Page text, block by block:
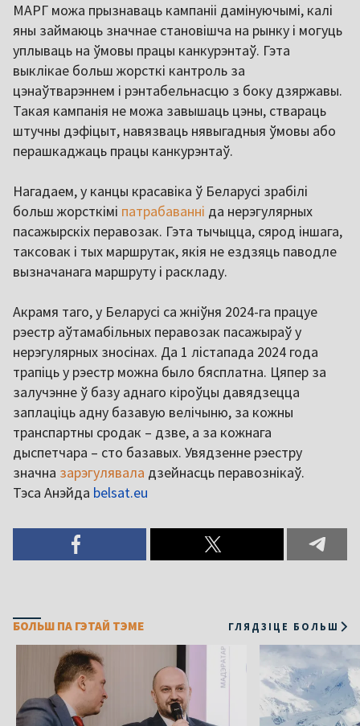
МАРГ можа прызнаваць кампаніі дамінуючымі, калі
яны займаюць значнае становішча на рынку і могуць
уплываць на ўмовы працы канкурэнтаў. Гэта
выклікае больш жорсткі кантроль за
цэнаўтварэннем і рэнтабельнасцю з боку дзяржавы.
Такая кампанія не можа завышаць цэны, ствараць
штучны дэфіцыт, навязваць нявыгадныя ўмовы або
перашкаджаць працы канкурэнтаў.
Нагадаем, у канцы красавіка ў Беларусі зрабілі
больш жорсткімі патрабаванні да нерэгулярных
пасажырскіх перавозак. Гэта тычыцца, сярод іншага,
таксовак і тых маршрутак, якія не ездзяць паводле
вызначанага маршруту і раскладу.
Акрамя таго, у Беларусі са жніўня 2024-га працуе
рэестр аўтамабільных перавозак пасажыраў у
нерэгулярных зносінах. Да 1 лістапада 2024 года
трапіць у рэестр можна было бясплатна. Цяпер за
залучэнне ў базу аднаго кіроўцы давядзецца
заплаціць адну базавую велічыню, за кожны
транспартны сродак – дзве, а за кожнага
дыспетчара – сто базавых. Увядзенне рэестру
значна зарэгулявала дзейнасць перавознікаў.
Тэса Анэйда belsat.eu
БОЛЬШ ПА ГЭТАЙ ТЭМЕ ГЛЯДЗІЦЕ БОЛЬШ